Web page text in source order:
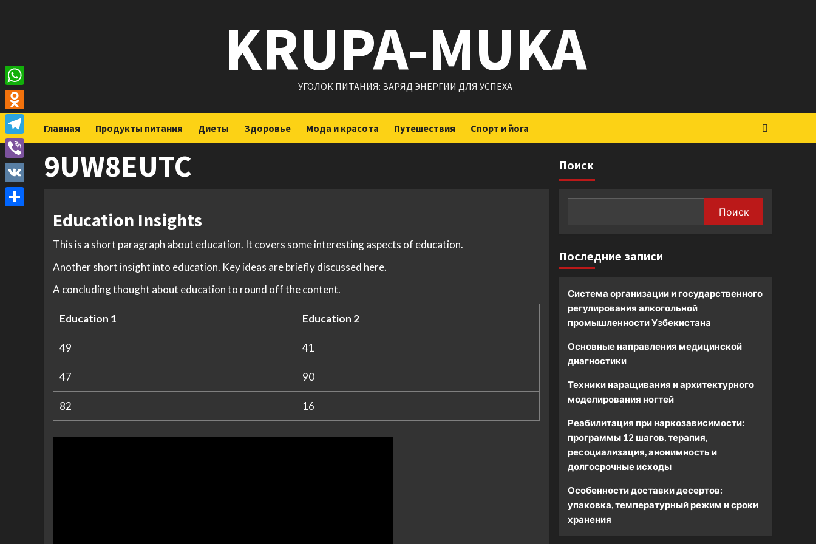
KRUPA-MUKA
УГОЛОК ПИТАНИЯ: ЗАРЯД ЭНЕРГИИ ДЛЯ УСПЕХА
Главная Продукты питания Диеты Здоровье Мода и красота Путешествия Спорт и йога
9UW8EUTC
Education Insights
This is a short paragraph about education. It covers some interesting aspects of education.
Another short insight into education. Key ideas are briefly discussed here.
A concluding thought about education to round off the content.
Education 1 Education 2
49 41
47 90
82 16
Поиск
Поиск
Последние записи
Система организации и государственного
регулирования алкогольной
промышленности Узбекистана
Основные направления медицинской
диагностики
Техники наращивания и архитектурного
моделирования ногтей
Реабилитация при наркозависимости:
программы 12 шагов, терапия,
ресоциализация, анонимность и
долгосрочные исходы
Особенности доставки десертов:
упаковка, температурный режим и сроки
хранения
WhatsApp
Odnoklassniki
Telegram
Viber
VK
Отправить